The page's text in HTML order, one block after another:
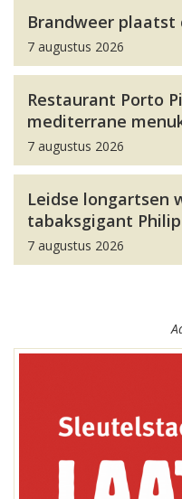
Brandweer plaatst
7 augustus 2026
Restaurant Porto
mediterrane
7 augustus 2026
Leidse longartsen
tabaksgigant
7 augustus 2026